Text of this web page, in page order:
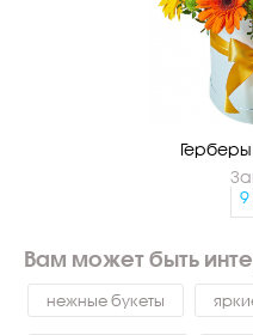
9
Вам может быть
нежные букеты